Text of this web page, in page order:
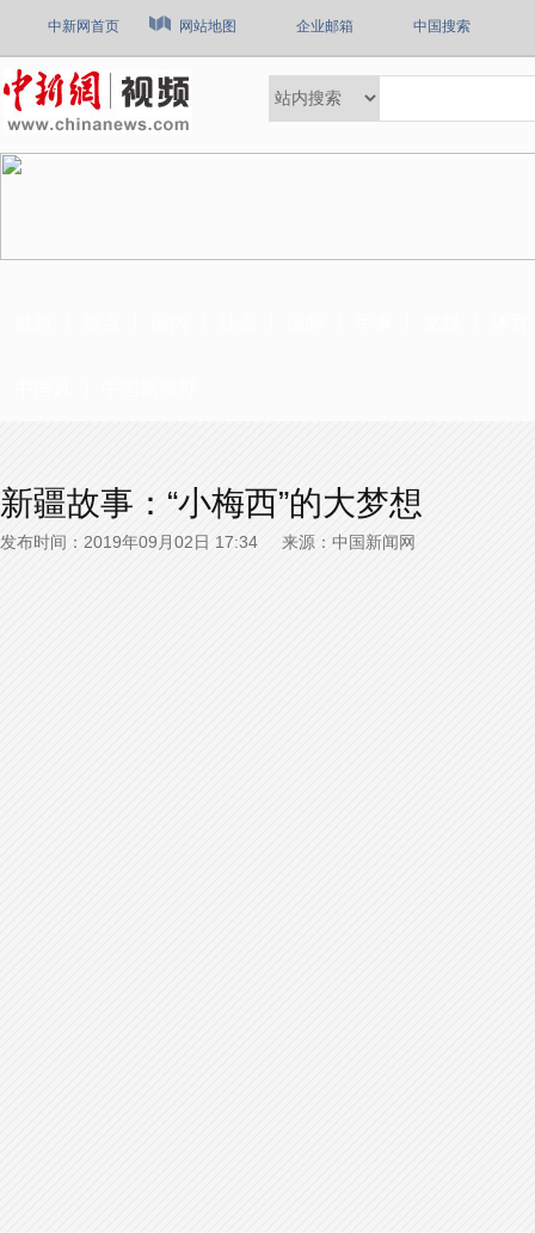
中新网首页 网站地图 企业邮箱 中国搜索
新疆故事：“小梅西”的大梦想
发布时间：2019年09月02日 17:34 来源：中国新闻网